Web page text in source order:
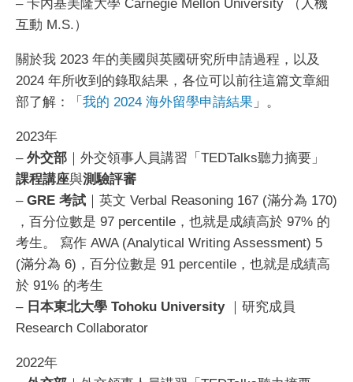
– 卡內基美隆大學 Carnegie Mellon University （人機
互動 M.S.）
關於我 2023 年的美國與英國研究所申請過程，以及
2024 年所收到的錄取結果，各位可以前往這篇文章細
部了解：「 我的 2024 海外留學申請結果 」。
2023年
– 外交部 ｜外交領事人員講習「TEDTalks聽力摘要」
課程講座與測驗評審
– GRE 考試 ｜英文 Verbal Reasoning 167 (滿分為 170)
，百分位數是 97 percentile，也就是成績高於 97% 的
考生。 寫作 AWA (Analytical Writing Assessment) 5
(滿分為 6)，百分位數是 91 percentile，也就是成績高
於 91% 的考生
– 日本東北大學 Tohoku University｜研究成員
Research Collaborator
2022年